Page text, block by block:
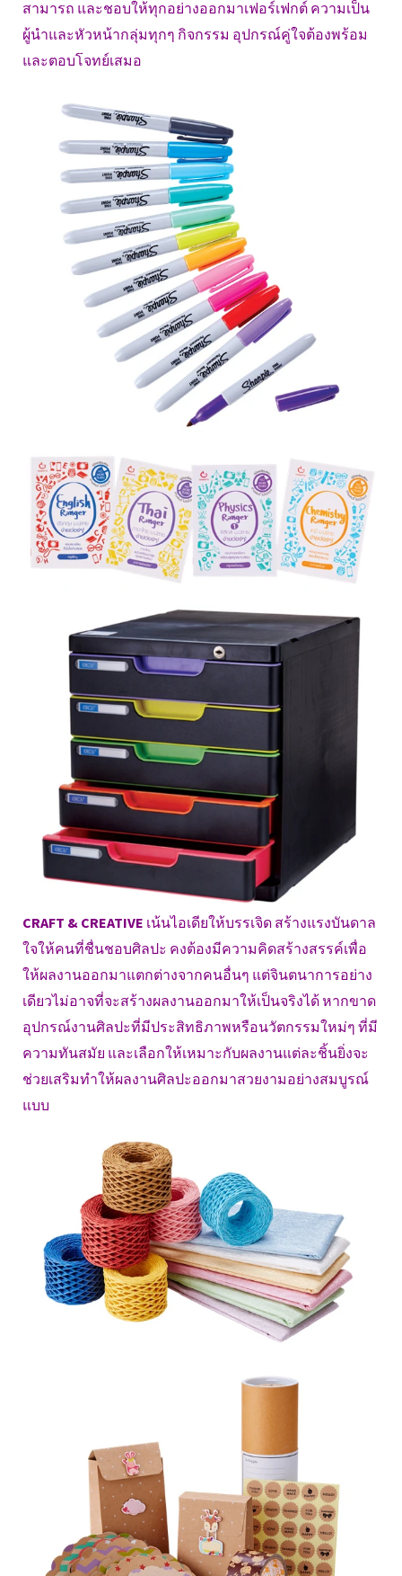
สามารถ และชอบให้ทุกอย่างออกมาเฟอร์เฟกต์ ความเป็น
ผู้นำและหัวหน้ากลุ่มทุกๆ กิจกรรม อุปกรณ์คู่ใจต้องพร้อม
และตอบโจทย์เสมอ
CRAFT & CREATIVE เน้นไอเดียให้บรรเจิด สร้างแรงบันดาล
ใจให้คนที่ชื่นชอบศิลปะ คงต้องมีความคิดสร้างสรรค์เพื่อ
ให้ผลงานออกมาแตกต่างจากคนอื่นๆ แต่จินตนาการอย่าง
เดียวไม่อาจที่จะสร้างผลงานออกมาให้เป็นจริงได้ หากขาด
อุปกรณ์งานศิลปะที่มีประสิทธิภาพหรือนวัตกรรมใหม่ๆ ที่มี
ความทันสมัย และเลือกให้เหมาะกับผลงานแต่ละชิ้นยิ่งจะ
ช่วยเสริมทำให้ผลงานศิลปะออกมาสวยงามอย่างสมบูรณ์
แบบ